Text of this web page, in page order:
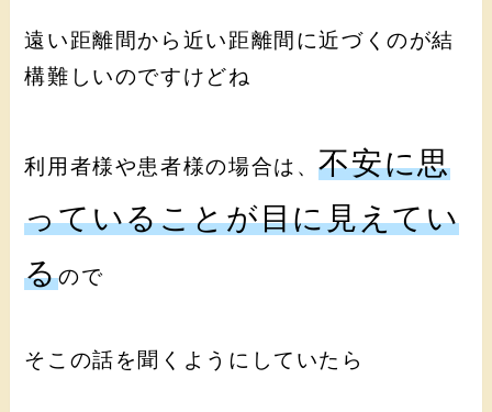
遠い距離間から近い距離間に近づくのが結
構難しいのですけどね
利用者様や患者様の場合は、不安に思
っていることが目に見えてい
るので
そこの話を聞くようにしていたら